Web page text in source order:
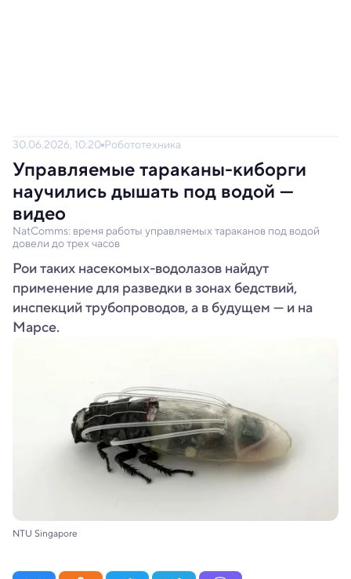
30.06.2026, 10:20 Робототехника
Управляемые тараканы-киборги
научились дышать под водой —
видео
NatComms: время работы управляемых тараканов под водой
довели до трех часов
Рои таких насекомых-водолазов найдут
применение для разведки в зонах бедствий,
инспекций трубопроводов, а в будущем — и на
Марсе.
NTU Singapore